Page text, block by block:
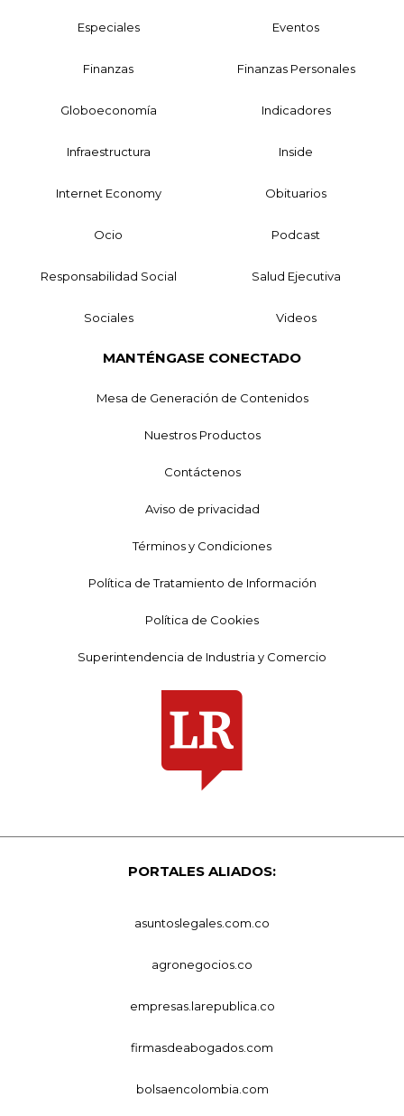
Especiales Eventos
Finanzas Finanzas Personales
Globoeconomía Indicadores
Infraestructura Inside
Internet Economy Obituarios
Ocio Podcast
Responsabilidad Social Salud Ejecutiva
Sociales Videos
MANTÉNGASE CONECTADO
Mesa de Generación de Contenidos
Nuestros Productos
Contáctenos
Aviso de privacidad
Términos y Condiciones
Política de Tratamiento de Información
Política de Cookies
Superintendencia de Industria y Comercio
PORTALES ALIADOS:
asuntoslegales.com.co
agronegocios.co
empresas.larepublica.co
firmasdeabogados.com
bolsaencolombia.com